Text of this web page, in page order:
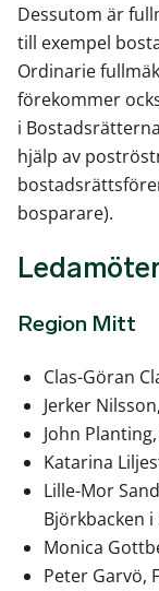
Dessutom är
till exempel
Ordinarie
förekommer
i
hjälp av
bosparare).
Region Mitt
Clas-Göran
Jerker
John
Katarina
Lille-Mor
Björkbacken
Monica
Peter Garvö,